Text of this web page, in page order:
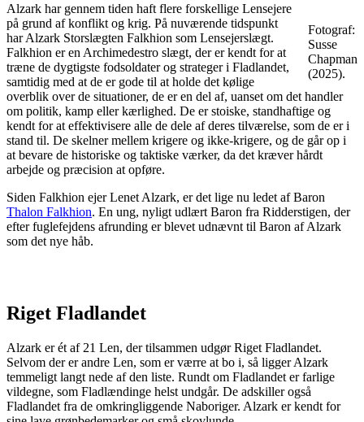
Fotograf:
Susse
Chapman
(2025).
Alzark har gennem tiden haft flere forskellige Lensejere
på grund af konflikt og krig. På nuværende tidspunkt
har Alzark Storslægten Falkhion som Lensejerslægt.
Falkhion er en Archimedestro slægt, der er kendt for at
træne de dygtigste fodsoldater og strateger i Fladlandet,
samtidig med at de er gode til at holde det kølige
overblik over de situationer, de er en del af, uanset om det handler
om politik, kamp eller kærlighed. De er stoiske, standhaftige og
kendt for at effektivisere alle de dele af deres tilværelse, som de er i
stand til. De skelner mellem krigere og ikke-krigere, og de går op i
at bevare de historiske og taktiske værker, da det kræver hårdt
arbejde og præcision at opføre.
Siden Falkhion ejer Lenet Alzark, er det lige nu ledet af Baron
Thalon Falkhion. En ung, nyligt udlært Baron fra Ridderstigen, der
efter fuglefejdens afrunding er blevet udnævnt til Baron af Alzark
som det nye håb.
Riget Fladlandet
Alzark er ét af 21 Len, der tilsammen udgør Riget Fladlandet.
Selvom der er andre Len, som er værre at bo i, så ligger Alzark
temmeligt langt nede af den liste. Rundt om Fladlandet er farlige
vildegne, som Fladlændinge helst undgår. De adskiller også
Fladlandet fra de omkringliggende Naboriger. Alzark er kendt for